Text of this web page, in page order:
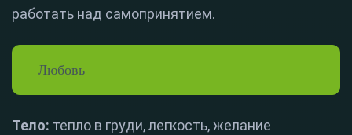
работать над самопринятием.
Любовь
Тело: тепло в груди, легкость, желание